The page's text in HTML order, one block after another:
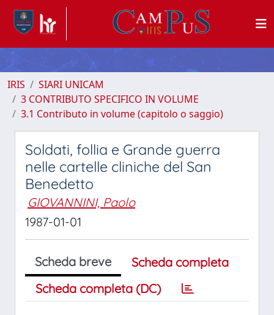
IRIS
SIARI UNICAM
3 CONTRIBUTO SPECIFICO IN VOLUME
3.1 Contributo in volume (capitolo o saggio)
Soldati, follia e Grande guerra
nelle cartelle cliniche del San
Benedetto
GIOVANNINI, Paolo
1987-01-01
Scheda breve
Scheda completa
Scheda completa (DC)